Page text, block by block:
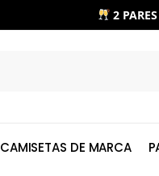
2
CAMISETAS DE MARCA